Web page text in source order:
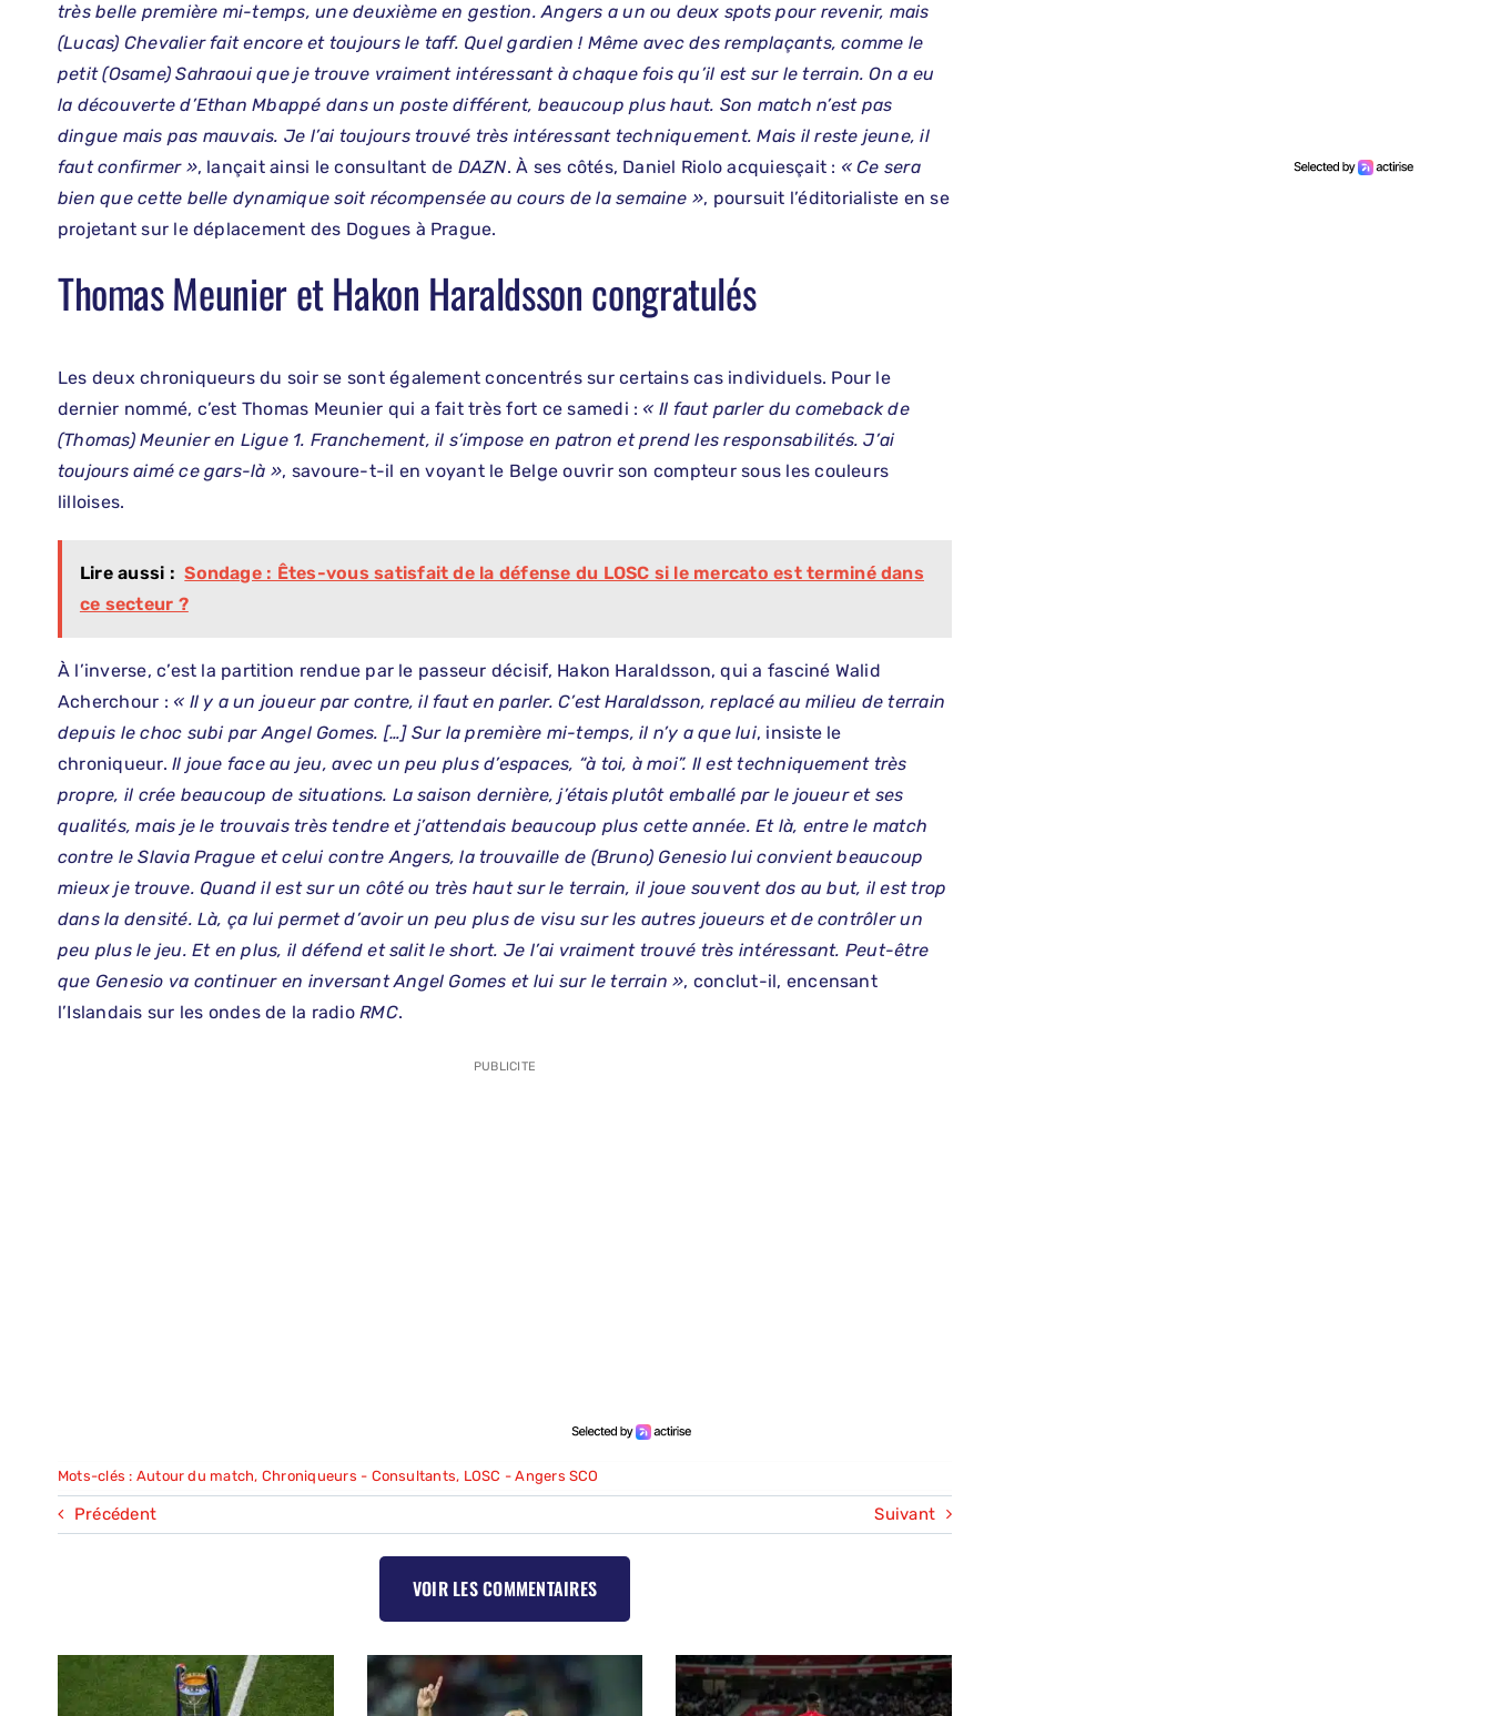
très belle première mi-temps, une deuxième en gestion. Angers a un ou deux spots pour revenir, mais
(Lucas) Chevalier fait encore et toujours le taff. Quel gardien ! Même avec des remplaçants, comme le
petit (Osame) Sahraoui que je trouve vraiment intéressant à chaque fois qu’il est sur le terrain. On a eu
la découverte d’Ethan Mbappé dans un poste différent, beaucoup plus haut. Son match n’est pas
dingue mais pas mauvais. Je l’ai toujours trouvé très intéressant techniquement. Mais il reste jeune, il
faut confirmer », lançait ainsi le consultant de DAZN. À ses côtés, Daniel Riolo acquiesçait : « Ce sera
bien que cette belle dynamique soit récompensée au cours de la semaine », poursuit l’éditorialiste en se
projetant sur le déplacement des Dogues à Prague.
Thomas Meunier et Hakon Haraldsson congratulés
Les deux chroniqueurs du soir se sont également concentrés sur certains cas individuels. Pour le
dernier nommé, c’est Thomas Meunier qui a fait très fort ce samedi : « Il faut parler du comeback de
(Thomas) Meunier en Ligue 1. Franchement, il s’impose en patron et prend les responsabilités. J’ai
toujours aimé ce gars-là », savoure-t-il en voyant le Belge ouvrir son compteur sous les couleurs
lilloises.
Lire aussi : Sondage : Êtes-vous satisfait de la défense du LOSC si le mercato est terminé dans
ce secteur ?
À l’inverse, c’est la partition rendue par le passeur décisif, Hakon Haraldsson, qui a fasciné Walid
Acherchour : « Il y a un joueur par contre, il faut en parler. C’est Haraldsson, replacé au milieu de terrain
depuis le choc subi par Angel Gomes. […] Sur la première mi-temps, il n’y a que lui, insiste le
chroniqueur.Il joue face au jeu, avec un peu plus d’espaces, “à toi, à moi”. Il est techniquement très
propre, il crée beaucoup de situations. La saison dernière, j’étais plutôt emballé par le joueur et ses
qualités, mais je le trouvais très tendre et j’attendais beaucoup plus cette année. Et là, entre le match
contre le Slavia Prague et celui contre Angers, la trouvaille de (Bruno) Genesio lui convient beaucoup
mieux je trouve. Quand il est sur un côté ou très haut sur le terrain, il joue souvent dos au but, il est trop
dans la densité. Là, ça lui permet d’avoir un peu plus de visu sur les autres joueurs et de contrôler un
peu plus le jeu. Et en plus, il défend et salit le short. Je l’ai vraiment trouvé très intéressant. Peut-être
que Genesio va continuer en inversant Angel Gomes et lui sur le terrain », conclut-il, encensant
l’Islandais sur les ondes de la radio RMC.
PUBLICITE
Mots-clés : Autour du match, Chroniqueurs - Consultants, LOSC - Angers SCO
Précédent Suivant
VOIR LES COMMENTAIRES